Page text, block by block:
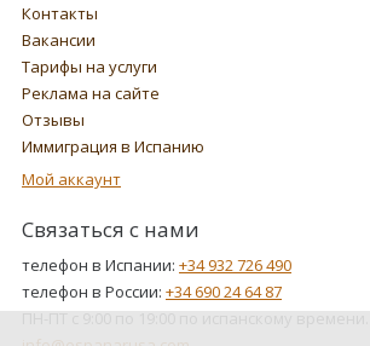
Контакты
Вакансии
Тарифы на услуги
Реклама на сайте
Отзывы
Иммиграция в Испанию
Мой аккаунт
Связаться с нами
телефон в Испании: +34 932 726 490
телефон в России: +34 690 24 64 87
ПН-ПТ с 9:00 по 19:00 по испанскому времени.